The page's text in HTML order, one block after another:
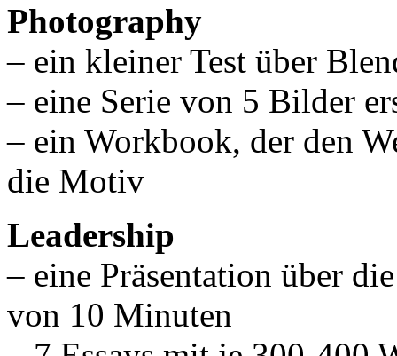
Photography
– ein kleiner Test über
– eine Serie von 5 Bilder
– ein Workbook, der den
die Motiv
Leadership
– eine Präsentation über
von 10 Minuten